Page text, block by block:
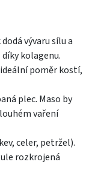
vývaru sílu a
kolagenu.
poměr kostí,
plec. Maso by
vaření
celer, petržel).
rozkrojená